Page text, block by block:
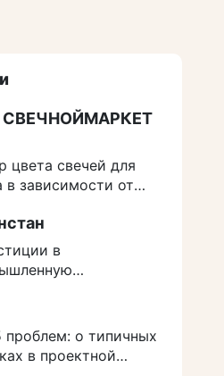
цвета свечей для
в зависимости от
в
от роста
на строительство
проблем: о типичных
в проектной